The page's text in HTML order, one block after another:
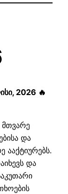
2026 🔥
მთვარე
და
ააქტიურებს.
და